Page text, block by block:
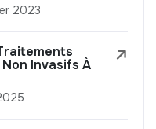
2023
Invasifs À